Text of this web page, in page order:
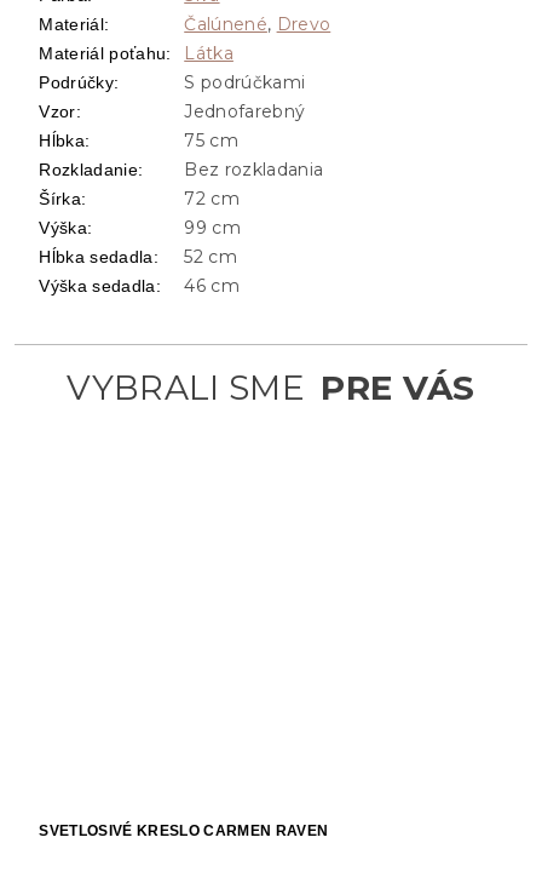
SVETLOSIVÉ KRESLO CARMEN RAVEN
Materiál: Čalúnené, Drevo
Materiál poťahu: Látka
Podrúčky: S podrúčkami
Vzor: Jednofarebný
Hĺbka: 75 cm
Rozkladanie: Bez rozkladania
Šírka: 72 cm
Výška: 99 cm
Hĺbka sedadla: 52 cm
Výška sedadla: 46 cm